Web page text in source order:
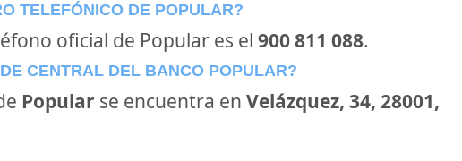
TELEFÓNICO DE POPULAR?
oficial de Popular es el 900 811 088.
CENTRAL DEL BANCO POPULAR?
Popular se encuentra en Velázquez, 34, 28001,